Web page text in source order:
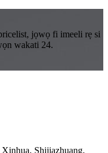
jọwọ fi imeeli rẹ si
wakati 24.
Shijiazhuang,